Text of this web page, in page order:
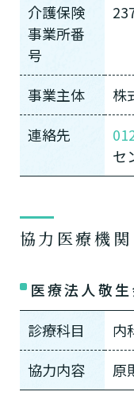
介護保険
事業所番
号
事業主体
株
連絡先
セ
協力医療機関
医療法人敬
診療科目
内
協力内容
原